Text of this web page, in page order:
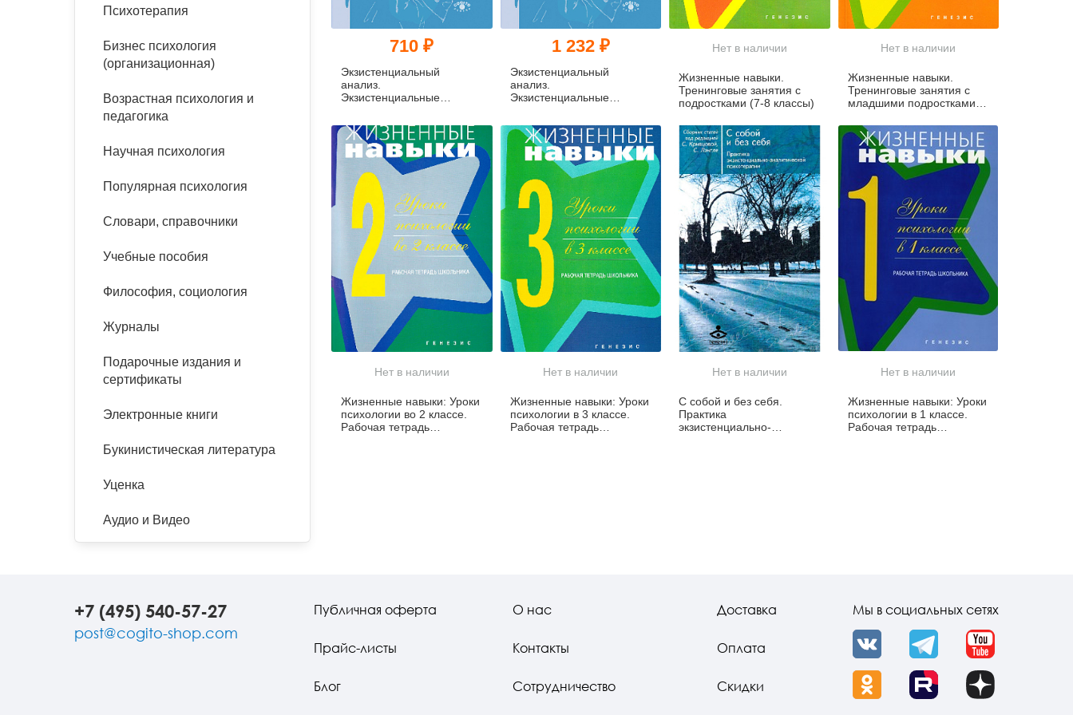
панические атаки
Психодрама
Сказкотерапия
психотерапии
Классический, эриксоновский
эргономика
Социальная психология
Психология развития
организационная психология
психоанализ
Психотерапия
Бизнес психология
(организационная)
Возрастная психология и
педагогика
Научная психология
Популярная психология
Словари, справочники
Учебные пособия
Философия, социология
Журналы
Подарочные издания и
сертификаты
Электронные книги
Букинистическая литература
Уценка
Аудио и Видео
710 ₽
Экзистенциальный
анализ.
Экзистенциальные
(pdf)
1 232 ₽
Экзистенциальный
анализ.
Экзистенциальные
Нет в наличии
Жизненные навыки.
Тренинговые занятия с
подростками (7-8 классы)
Нет в наличии
Жизненные навыки.
Тренинговые занятия с
младшими подростками
Нет в наличии
Жизненные навыки: Уроки
психологии во 2 классе.
Рабочая тетрадь
Нет в наличии
Жизненные навыки: Уроки
психологии в 3 классе.
Рабочая тетрадь
Нет в наличии
С собой и без себя.
Практика
экзистенциально-
Нет в наличии
Жизненные навыки: Уроки
психологии в 1 классе.
Рабочая тетрадь
+7 (495) 540-57-27
post@cogito-shop.com
Публичная оферта
Прайс-листы
Блог
О нас
Контакты
Сотрудничество
Доставка
Оплата
Скидки
Мы в социальных сетях
VK Telegram YouTube
OK Rutube Dzen